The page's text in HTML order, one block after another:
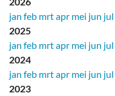
jan feb mrtapr mei jun jul
2025
jan feb mrtapr mei jun jul
2024
jan feb mrtapr mei jun jul
2023